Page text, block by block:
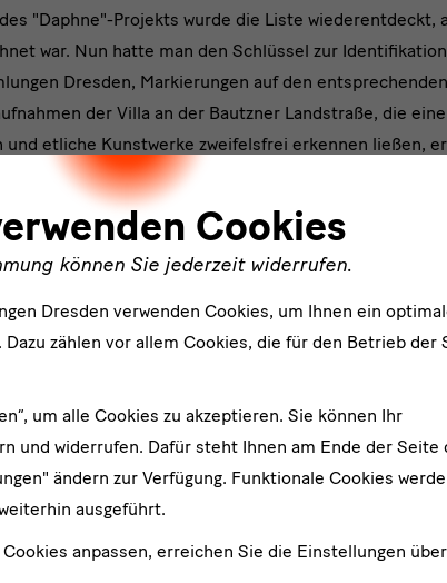
"Daphne"-Projekts wurde die Liste wiederentdeckt,
war. Nun hatte man den Schlüssel zur
Dresden, Markierungen auf den
der Villa an der Bautzner Landstraße, die
etliche Kunstwerke zweifelsfrei erkennen ließen,
Recherchen.
Album versammelten Fotoaufnahmen die
worden war. Nun ließ sich auch die genaue
war seit dem 19. Jahrhundert Eigentümer einer
der "Chromolithographische Kunstanstalt und
Familiensitz erhalten, im Bautzner
Schenkungen der kunstinteressierten Familie
Dresden erwies es sich, dass die
zu verhandeln. Die Gespräche waren letztendlich
es, das gesamte Konvolut zu erwerben und – auch
zu sichern. So können also beispielsweise -
im Albertinum - im Zwinger weiterhin zwei
die zu den frühesten Beispielen mit
Cookies
können Sie jederzeit widerrufen.
Dresden verwenden Cookies, um Ihnen ein
zählen vor allem Cookies, die für den Betrieb der
um alle Cookies zu akzeptieren. Sie können Ihr
und widerrufen. Dafür steht Ihnen am Ende der Seite
ändern zur Verfügung. Funktionale Cookies
ausgeführt.
anpassen, erreichen Sie die Einstellungen